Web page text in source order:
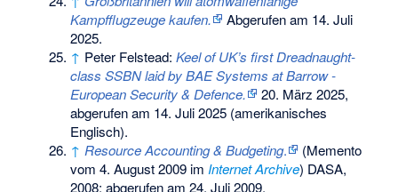
Kampfflugzeuge kaufen.
Abgerufen am 14. Juli
2025.
↑ Peter Felstead:Keel of UK’s first Dreadnaught-
class SSBN laid by BAE Systems at Barrow -
European Security & Defence.
20. März 2025,
abgerufen am 14. Juli 2025 (amerikanisches
Englisch).
↑ Resource Accounting & Budgeting. (Memento
vom 4. August 2009 im Internet Archive) DASA,
2008; abgerufen am 24. Juli 2009.